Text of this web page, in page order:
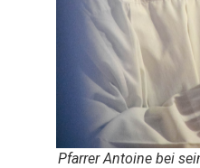
Pfarrer Antoine bei